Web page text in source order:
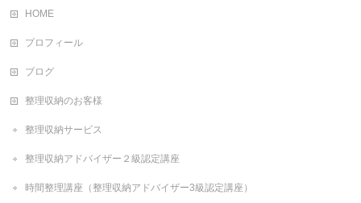
HOME
プロフィール
ブログ
整理収納のお客様
整理収納サービス
整理収納アドバイザー２級認定講座
時間整理講座（整理収納アドバイザー3級認定講座）